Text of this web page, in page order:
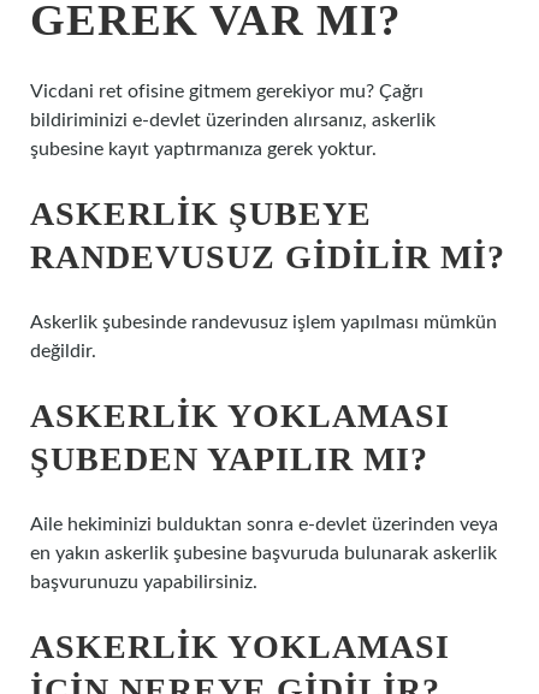
GEREK VAR MI?
Vicdani ret ofisine gitmem gerekiyor mu? Çağrı
bildiriminizi e-devlet üzerinden alırsanız, askerlik
şubesine kayıt yaptırmanıza gerek yoktur.
ASKERLIK ŞUBEYE
RANDEVUSUZ GIDILIR MI?
Askerlik şubesinde randevusuz işlem yapılması mümkün
değildir.
ASKERLIK YOKLAMASI
ŞUBEDEN YAPILIR MI?
Aile hekiminizi bulduktan sonra e-devlet üzerinden veya
en yakın askerlik şubesine başvuruda bulunarak askerlik
başvurunuzu yapabilirsiniz.
ASKERLIK YOKLAMASI